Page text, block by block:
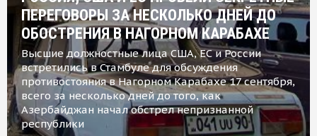
ПЕРЕГОВОРЫ ЗА НЕСКОЛЬКО ДНЕЙ ДО
ОБОСТРЕНИЯ В НАГОРНОМ КАРАБАХЕ
Высшие должностные лица США, ЕС и России
встретились в Стамбуле для обсуждения
противостояния в Нагорном Карабахе 17 сентября,
всего за несколько дней до того, как
Азербайджан начал обстрел непризнанной
республики